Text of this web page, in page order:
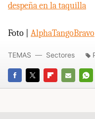
despeña en la taquilla
Foto |
FACEBOOK
TWITTERFLIPBOARD
E-
TEMAS Sectores